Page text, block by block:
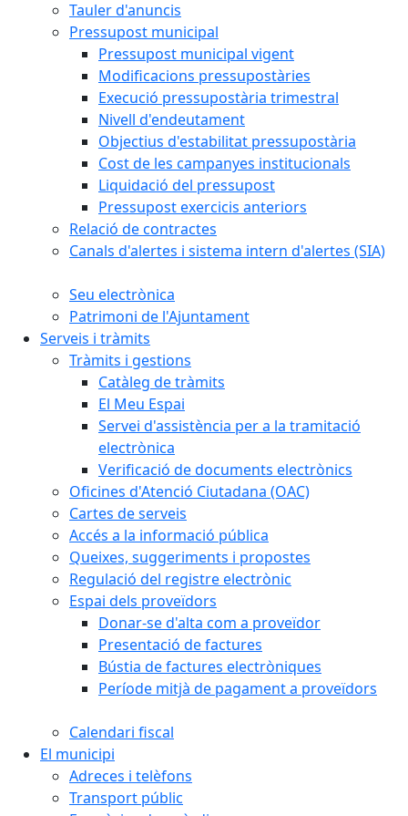
Tauler d'anuncis
Pressupost municipal
Pressupost municipal vigent
Modificacions pressupostàries
Execució pressupostària trimestral
Nivell d'endeutament
Objectius d'estabilitat pressupostària
Cost de les campanyes institucionals
Liquidació del pressupost
Pressupost exercicis anteriors
Relació de contractes
Canals d'alertes i sistema intern d'alertes (SIA)
Seu electrònica
Patrimoni de l'Ajuntament
Serveis i tràmits
Tràmits i gestions
Catàleg de tràmits
El Meu Espai
Servei d'assistència per a la tramitació
electrònica
Verificació de documents electrònics
Oficines d'Atenció Ciutadana (OAC)
Cartes de serveis
Accés a la informació pública
Queixes, suggeriments i propostes
Regulació del registre electrònic
Espai dels proveïdors
Donar-se d'alta com a proveïdor
Presentació de factures
Bústia de factures electròniques
Període mitjà de pagament a proveïdors
Calendari fiscal
El municipi
Adreces i telèfons
Transport públic